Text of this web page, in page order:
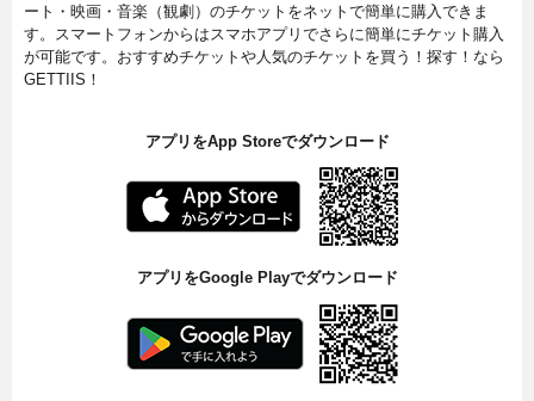
ート・映画・音楽（観劇）のチケットをネットで簡単に購入できま
す。スマートフォンからはスマホアプリでさらに簡単にチケット購入
が可能です。おすすめチケットや人気のチケットを買う！探す！なら
GETTIIS！
アプリをApp Storeでダウンロード
アプリをGoogle Playでダウンロード